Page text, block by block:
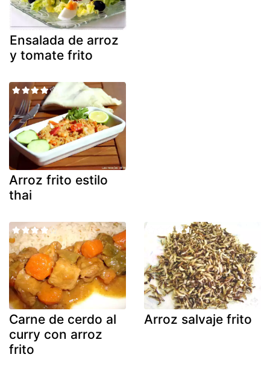
Ensalada de arroz
y tomate frito
Arroz frito estilo
thai
Carne de cerdo al
curry con arroz
frito
Arroz salvaje frito